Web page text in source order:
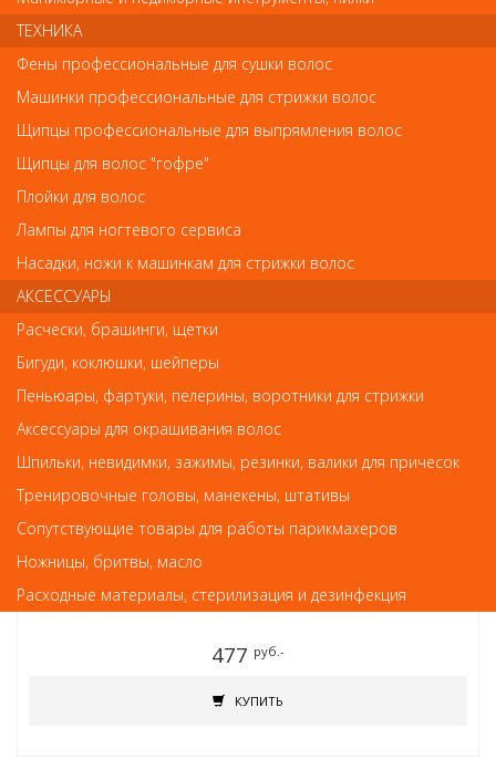
Обратите внимание
Внешний вид товара «RuNail Зажимы для снятия гель-лака
10шт.» может отличаться от фотографий на сайте.
Несовпадение внешнего вида и комплектности реального
показателем ненадлежащего качества товара.
Так же советуем посмотреть
Кусачки для кутикулы Scharfen Edge PNEC-306-D (9 мм)-LJ (матовые)
477 руб.-
КУПИТЬ
ТЕХНИКА
Фены профессиональные для сушки волос
Машинки профессиональные для стрижки волос
Щипцы профессиональные для выпрямления волос
Щипцы для волос "гофре"
Плойки для волос
Лампы для ногтевого сервиса
Насадки, ножи к машинкам для стрижки волос
АКСЕССУАРЫ
Расчески, брашинги, щетки
Бигуди, коклюшки, шейперы
Пеньюары, фартуки, пелерины, воротники для стрижки
Аксессуары для окрашивания волос
Шпильки, невидимки, зажимы, резинки, валики для причесок
Тренировочные головы, манекены, штативы
Сопутствующие товары для работы парикмахеров
Ножницы, бритвы, масло
Расходные материалы, стерилизация и дезинфекция